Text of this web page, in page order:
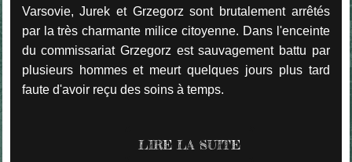
Varsovie, Jurek et Grzegorz sont brutalement arrêtés
par la très charmante milice citoyenne. Dans l'enceinte
du commissariat Grzegorz est sauvagement battu par
plusieurs hommes et meurt quelques jours plus tard
faute d'avoir reçu des soins à temps.
LIRE LA SUITE